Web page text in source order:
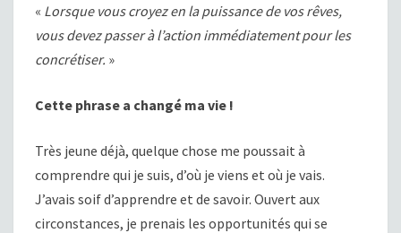
« Lorsque vous croyez en la puissance de vos rêves,
vous devez passer à l’action immédiatement pour les
concrétiser. »
Cette phrase a changé ma vie !
Très jeune déjà, quelque chose me poussait à
comprendre qui je suis, d’où je viens et où je vais.
J’avais soif d’apprendre et de savoir. Ouvert aux
circonstances, je prenais les opportunités qui se